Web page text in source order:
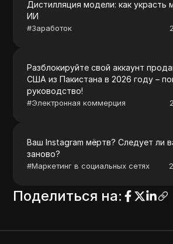
Дистилляция модели: как украсть
ИИ
#Заработок
Разблокируйте свой аккаунт
США из Пакистана в 2026 году –
руководство!
#Электронная коммерция
Ваш Instagram мёртв? Следует ли
заново?
#Маркетинг в социальных сетях
Поделиться на: